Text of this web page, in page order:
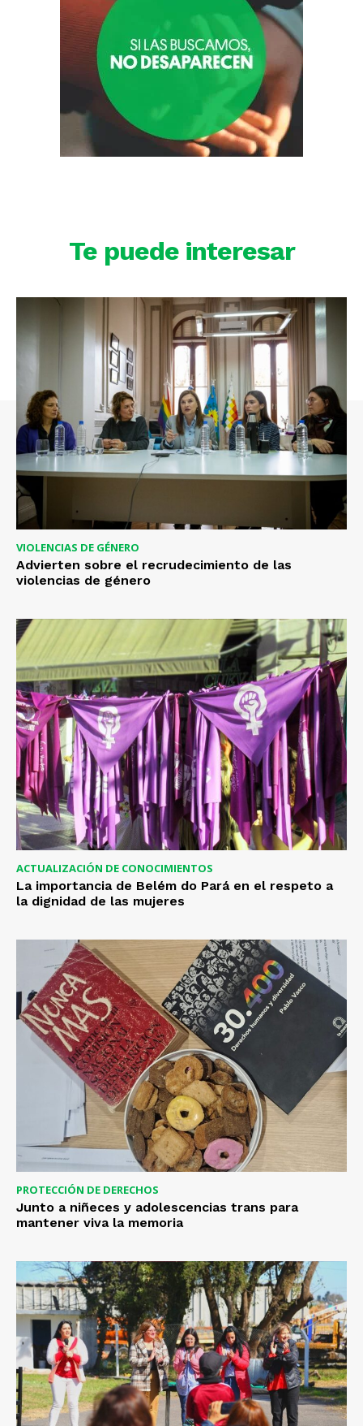
Te puede interesar
VIOLENCIAS DE GÉNERO
Advierten sobre el recrudecimiento de las
violencias de género
ACTUALIZACIÓN DE CONOCIMIENTOS
La importancia de Belém do Pará en el respeto a
la dignidad de las mujeres
PROTECCIÓN DE DERECHOS
Junto a niñeces y adolescencias trans para
mantener viva la memoria